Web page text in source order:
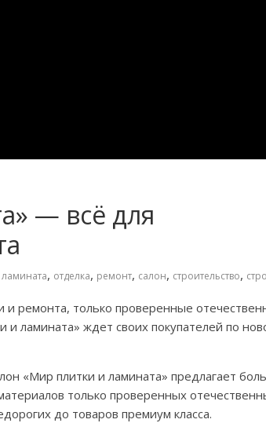
— всё для
, отделка, ремонт, салон, строительство,
и ремонта, только проверенные
и ламината» ждет своих покупателей по
«Мир плитки и ламината» предлагает
только проверенных
до товаров премиум класса.